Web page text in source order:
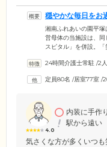
穏やかな毎日をお
湘南ふれあいの園平
営母体の当施設は、
スピタル」を併設。
ご入居者様の日々の暮
配置しており、突然の
24時間介護士常駐 /2
定員80名 /居室77室 /
4.0
内装に手作
駅から遠い
気さくな方が多くいつ